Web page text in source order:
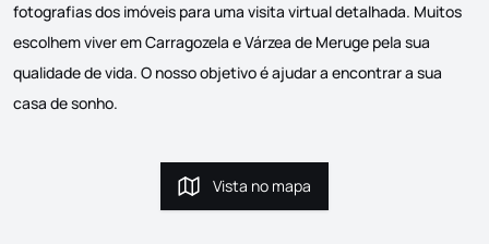
fotografias dos imóveis para uma visita virtual detalhada. Muitos
escolhem viver em Carragozela e Várzea de Meruge pela sua
qualidade de vida. O nosso objetivo é ajudar a encontrar a sua
casa de sonho.
Vista no mapa
Vista no mapa